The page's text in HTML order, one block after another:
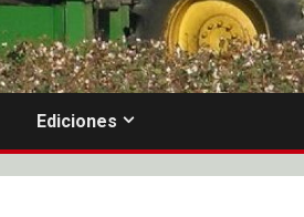
Ediciones